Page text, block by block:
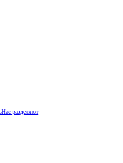
Нас разделяют